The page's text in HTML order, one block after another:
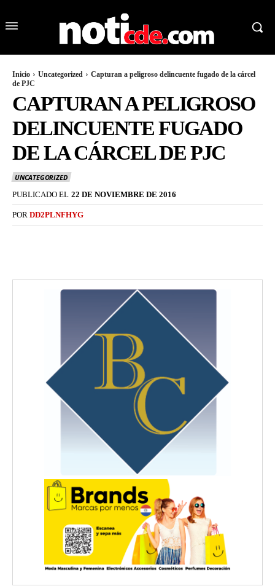
Inicio Uncategorized
Capturan a peligroso delincuente fugado de la cárcel
de PJC
CAPTURAN A PELIGROSO
DELINCUENTE FUGADO
DE LA CÁRCEL DE PJC
UNCATEGORIZED
PUBLICADO EL 22 DE NOVIEMBRE DE 2016
POR DD2PLNFHYG